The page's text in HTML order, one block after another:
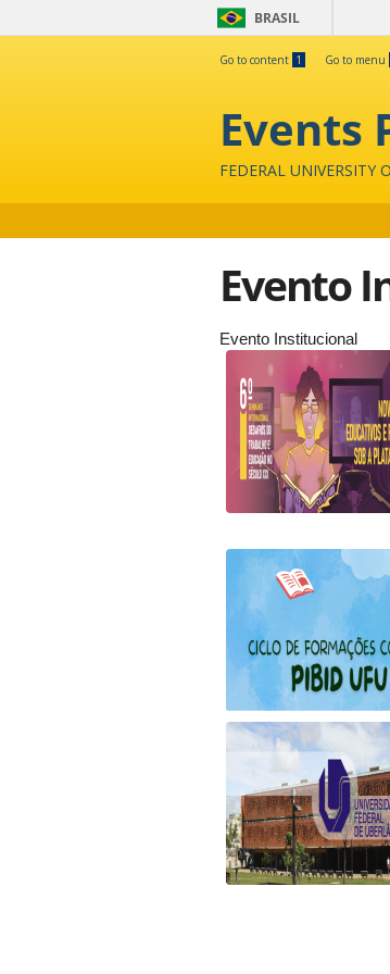
BRASIL
Go to content 1 Go to menu
Events
FEDERAL UNIVERSITY
Evento
Evento Institucional